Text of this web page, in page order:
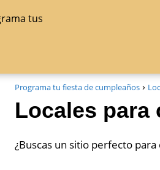
Programa tu fiesta de cumpleaños
Locales para
¿Buscas un sitio perfecto